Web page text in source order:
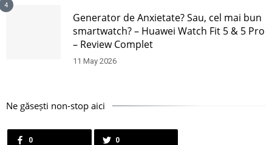
4
Generator de Anxietate? Sau, cel mai bun
smartwatch? – Huawei Watch Fit 5 & 5 Pro
– Review Complet
11 May 2026
Ne găsești non-stop aici
0 0